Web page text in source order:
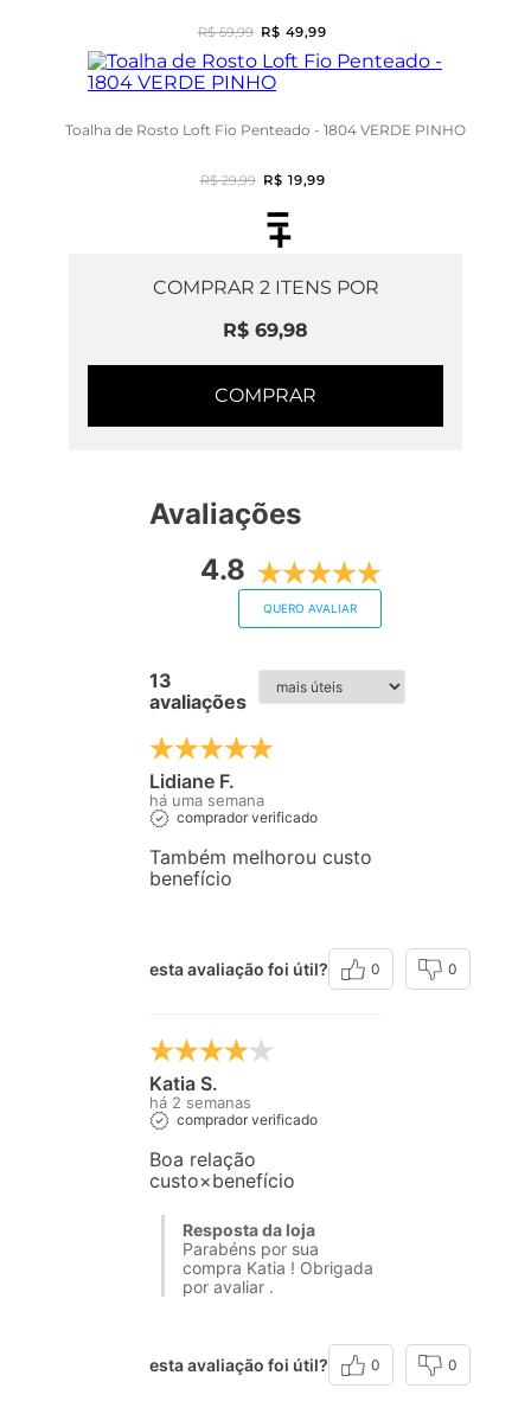
+
R$ 59,99 R$ 49,99
Toalha de Rosto Loft Fio Penteado - 1804 VERDE PINHO
R$ 29,99 R$ 19,99
=
COMPRAR 2ITENS POR
R$ 69,98
COMPRAR
Avaliações
4.8
QUERO AVALIAR
13
avaliações
Lidiane F.
há uma semana
comprador verificado
Também melhorou custo
benefício
esta avaliação foi útil? 0 0
Katia S.
há 2 semanas
comprador verificado
Boa relação
custo×benefício
Resposta da loja
Parabéns por sua
compra Katia ! Obrigada
por avaliar .
esta avaliação foi útil? 0 0